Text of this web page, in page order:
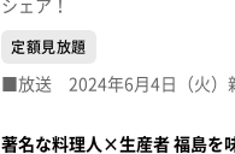
シェア！
定額見放題
著名な料理人×生産者 福島を